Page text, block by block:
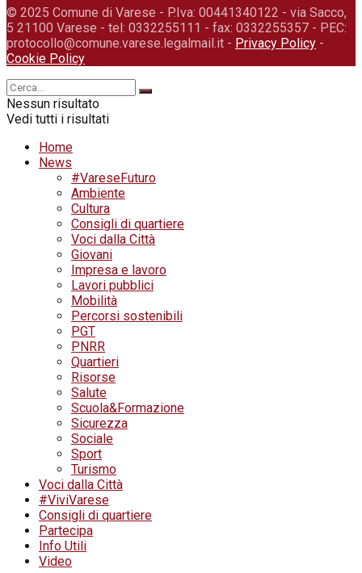
© 2025 Comune di Varese - P.Iva: 00441340122 - via Sacco,
5 21100 Varese - tel: 0332255111 - fax: 0332255357 - PEC:
protocollo@comune.varese.legalmail.it - Privacy Policy -
Cookie Policy
Nessun risultato
Vedi tutti i risultati
Home
News
#VareseFuturo
Ambiente
Cultura
Consigli di quartiere
Voci dalla Città
Giovani
Impresa e lavoro
Lavori pubblici
Mobilità
Percorsi sostenibili
PGT
PNRR
Quartieri
Risorse
Salute
Scuola&Formazione
Sicurezza
Sociale
Sport
Turismo
Voci dalla Città
#ViviVarese
Consigli di quartiere
Partecipa
Info Utili
Video